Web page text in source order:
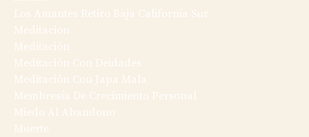
Los Amantes Retiro Baja California Sur
Meditacion
Meditación
Meditación Con Deidades
Meditación Con Japa Mala
Membresía De Crecimiento Personal
Miedo Al Abandono
Muerte